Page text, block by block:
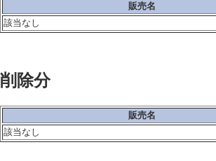
販売名
該当なし
削除分
販売名
該当なし